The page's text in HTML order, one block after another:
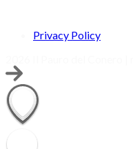
Privacy Policy